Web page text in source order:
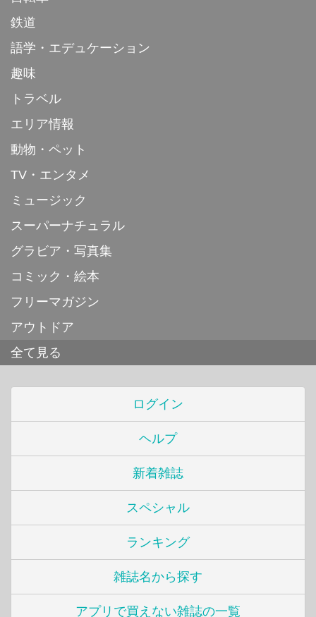
鉄道
語学・エデュケーション
趣味
トラベル
エリア情報
動物・ペット
TV・エンタメ
ミュージック
スーパーナチュラル
グラビア・写真集
コミック・絵本
フリーマガジン
アウトドア
全て見る
ログイン
ヘルプ
新着雑誌
スペシャル
ランキング
雑誌名から探す
アプリで買えない雑誌の一覧